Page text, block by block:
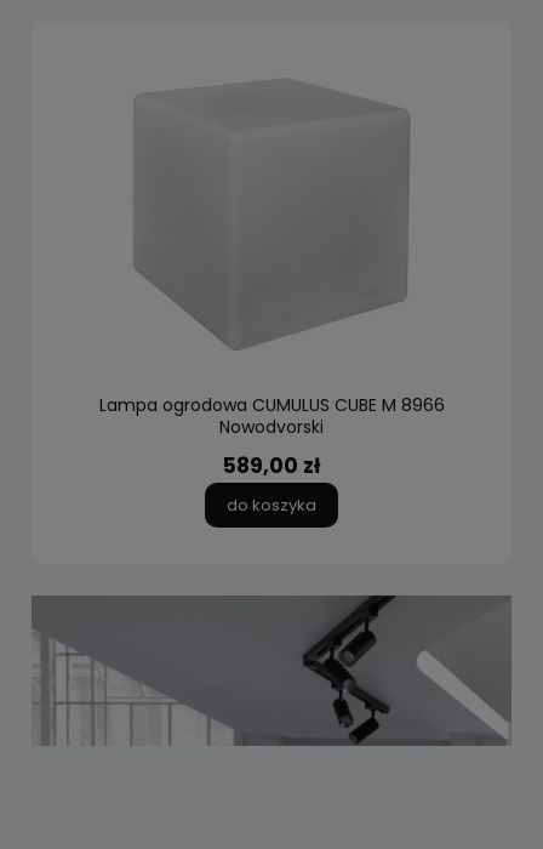
Lampa ogrodowa CUMULUS CUBE M 8966
Nowodvorski
589,00 zł
do koszyka